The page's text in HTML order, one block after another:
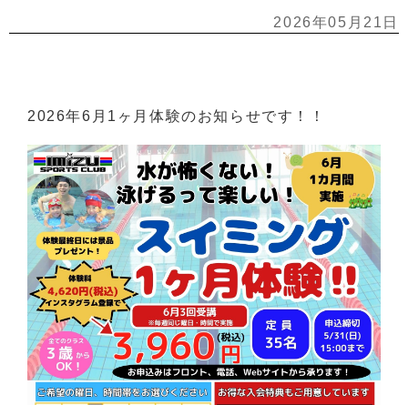
2026年05月21日
2026年6月1ヶ月体験のお知らせです！！